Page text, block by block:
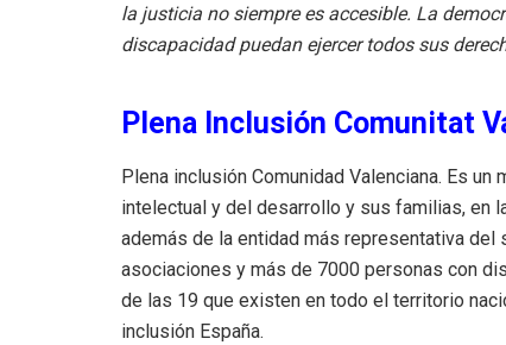
la justicia no siempre es accesible. La
discapacidad puedan ejercer todos sus
Plena Inclusión Comunitat
Plena inclusión Comunidad Valenciana. Es
intelectual y del desarrollo y sus familias, en
además de la entidad más representativa del
asociaciones y más de 7000 personas con
de las 19 que existen en todo el territorio
inclusión España.